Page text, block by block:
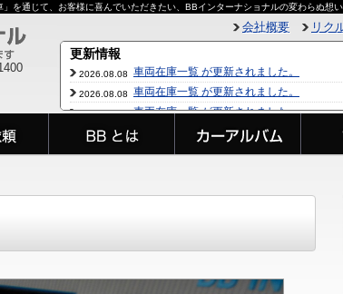
通じて、お客様に喜んでいただきたい、BBインターナショナルの変わらぬ想い
会社概要 リク